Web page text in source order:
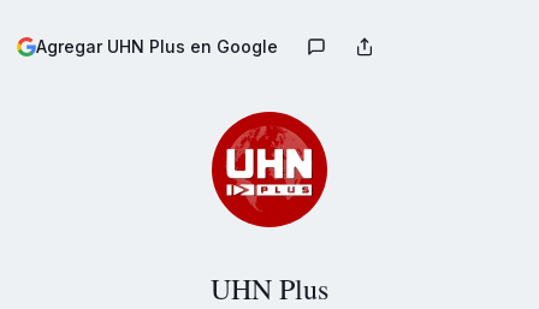
Agregar UHN Plus en Google
UHN Plus